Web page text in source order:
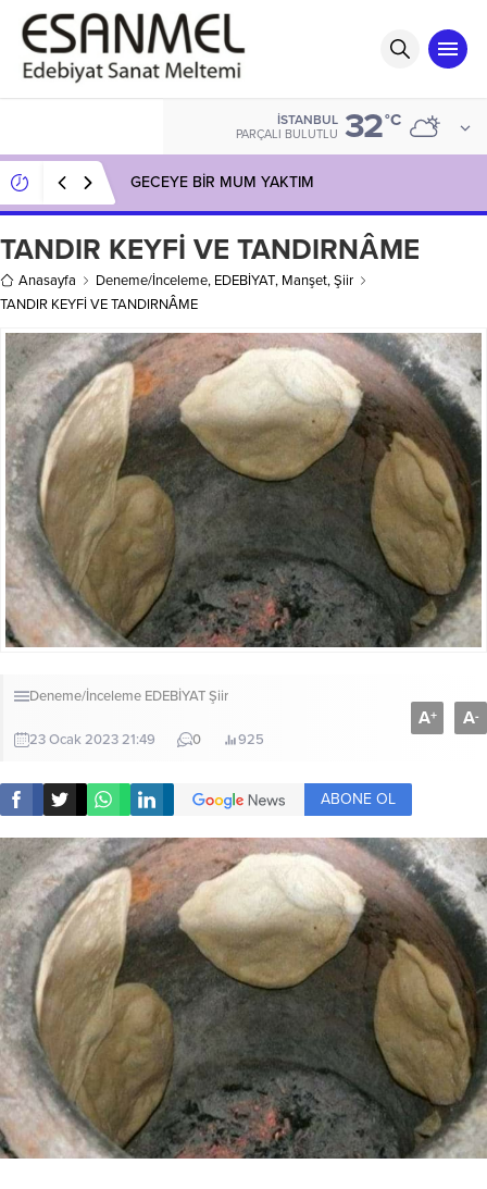
İSTANBUL
PARÇALI BULUTLU 32°C
GECEYE BİR MUM YAKTIM
TANDIR KEYFİ VE TANDIRNÂME
Anasayfa Deneme/İnceleme, EDEBİYAT, Manşet,Şiir
TANDIR KEYFİ VE TANDIRNÂME
Deneme/İnceleme EDEBİYATŞiir
23 Ocak 2023 21:49 0 925
A+ A-
ABONE OL